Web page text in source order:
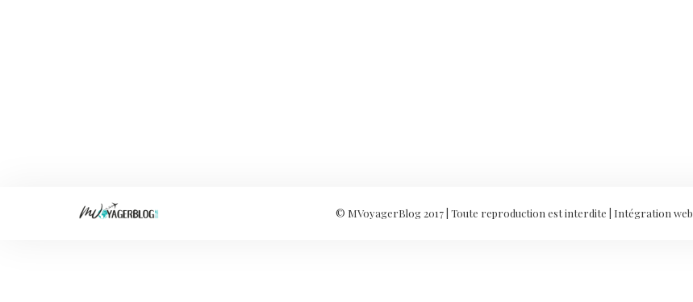
© MVoyagerBlog 2017 | Toute reproduction est interdite | Intégration web